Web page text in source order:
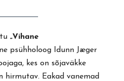
„Vihane
psühholoog Idunn Jæger
kes on sõjaväkke
hirmutav. Eakad vanemad